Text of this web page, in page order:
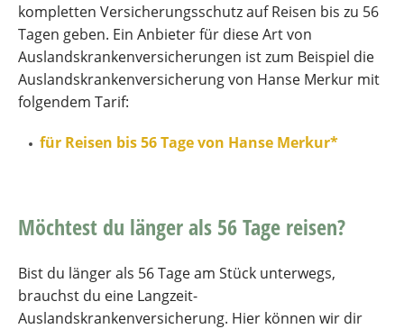
kompletten Versicherungsschutz auf Reisen bis zu 56
Tagen geben. Ein Anbieter für diese Art von
Auslandskrankenversicherungen ist zum Beispiel die
Auslandskrankenversicherung von Hanse Merkur mit
folgendem Tarif:
für Reisen bis 56 Tage von Hanse Merkur*
Möchtest du länger als 56 Tage reisen?
Bist du länger als 56 Tage am Stück unterwegs,
brauchst du eine Langzeit-
Auslandskrankenversicherung. Hier können wir dir